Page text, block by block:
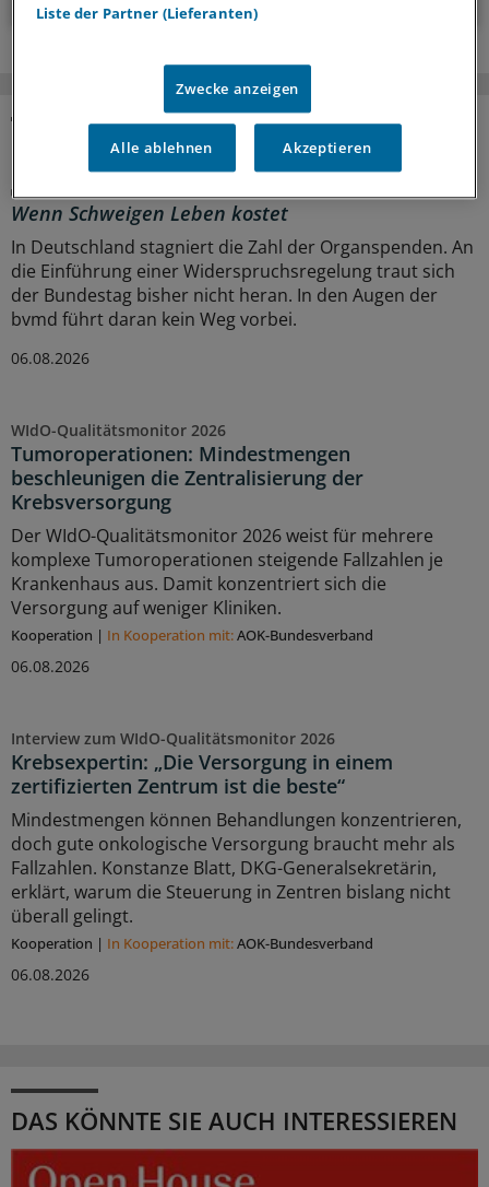
MEHR ZUM THEMA
Wenn Schweigen Leben kostet
In Deutschland stagniert die Zahl der Organspenden. An
die Einführung einer Widerspruchsregelung traut sich
der Bundestag bisher nicht heran. In den Augen der
bvmd führt daran kein Weg vorbei.
06.08.2026
WIdO-Qualitätsmonitor 2026
Tumoroperationen: Mindestmengen
beschleunigen die Zentralisierung der
Krebsversorgung
Der WIdO-Qualitätsmonitor 2026 weist für mehrere
komplexe Tumoroperationen steigende Fallzahlen je
Krankenhaus aus. Damit konzentriert sich die
Versorgung auf weniger Kliniken.
Kooperation | In Kooperation mit:AOK-Bundesverband
06.08.2026
Interview zum WIdO-Qualitätsmonitor 2026
Krebsexpertin: „Die Versorgung in einem
zertifizierten Zentrum ist die beste“
Mindestmengen können Behandlungen konzentrieren,
doch gute onkologische Versorgung braucht mehr als
Fallzahlen. Konstanze Blatt, DKG-Generalsekretärin,
erklärt, warum die Steuerung in Zentren bislang nicht
überall gelingt.
Kooperation | In Kooperation mit:AOK-Bundesverband
06.08.2026
DAS KÖNNTE SIE AUCH INTERESSIEREN
Liste der Partner (Lieferanten)
Zwecke anzeigen
Alle ablehnen Akzeptieren